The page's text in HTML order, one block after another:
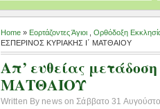
Home » Εορτάζοντες Άγιοι Ορθόδοξη
ΕΣΠΕΡΙΝΟΣ ΚΥΡΙΑΚΗΣ Ι΄ ΜΑΤΘΑΙΟΥ
Απ’ ευθείας
ΜΑΤΘΑΙΟΥ
Written By news on Σάββατο 31